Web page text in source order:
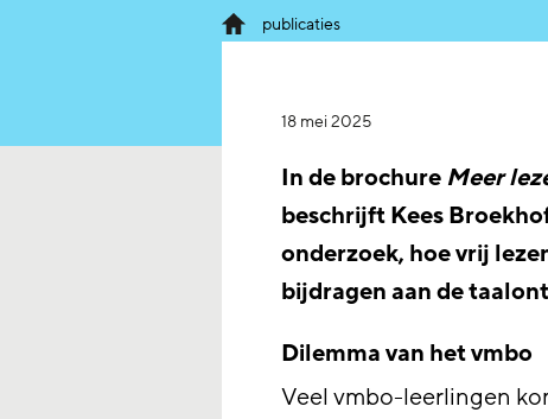
publicaties
18 mei 2025
In de brochure Meer
beschrijft Kees
onderzoek, hoe vrij
bijdragen aan de
Dilemma van het vmbo
Veel vmbo-leerlingen